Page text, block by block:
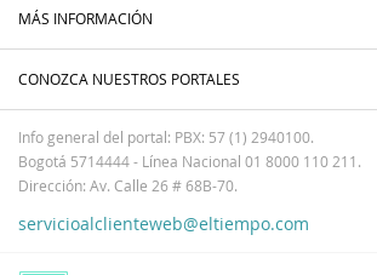
MÁS INFORMACIÓN
CONOZCA NUESTROS PORTALES
Info general del portal: PBX: 57 (1) 2940100.
Bogotá 5714444 - Línea Nacional 01 8000 110 211.
Dirección: Av. Calle 26 # 68B-70.
servicioalclienteweb@eltiempo.com